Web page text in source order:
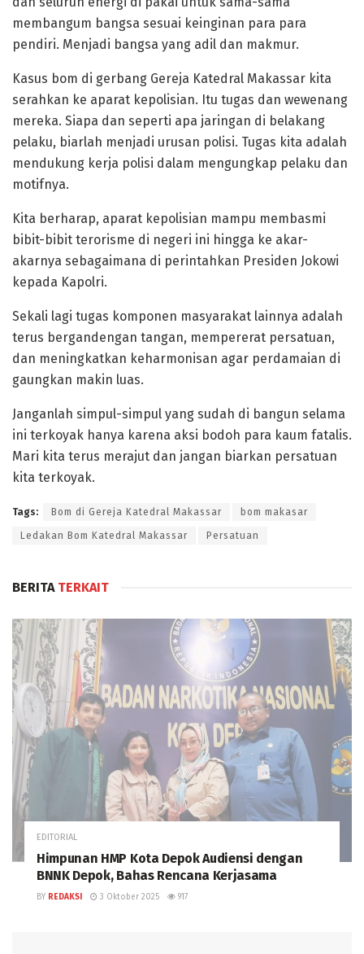
membangum bangsa sesuai keinginan para para
pendiri. Menjadi bangsa yang adil dan makmur.
Kasus bom di gerbang Gereja Katedral Makassar kita
serahkan ke aparat kepolisian. Itu tugas dan wewenang
mereka. Siapa dan seperti apa jaringan di belakang
pelaku, biarlah menjadi urusan polisi. Tugas kita adalah
mendukung kerja polisi dalam mengungkap pelaku dan
motifnya.
Kita berharap, aparat kepolisian mampu membasmi
bibit-bibit terorisme di negeri ini hingga ke akar-
akarnya sebagaimana di perintahkan Presiden Jokowi
kepada Kapolri.
Sekali lagi tugas komponen masyarakat lainnya adalah
terus bergandengan tangan, mempererat persatuan,
dan meningkatkan keharmonisan agar perdamaian di
gaungkan makin luas.
Janganlah simpul-simpul yang sudah di bangun selama
ini terkoyak hanya karena aksi bodoh para kaum fatalis.
Mari kita terus merajut dan jangan biarkan persatuan
kita terkoyak.
Tags: Bom di Gereja Katedral Makassar bom makasar
Ledakan Bom Katedral Makassar Persatuan
BERITATERKAIT
EDITORIAL
Himpunan HMP Kota Depok Audiensi dengan
BNNK Depok, Bahas Rencana Kerjasama
BY REDAKSI 3 Oktober 2025 917